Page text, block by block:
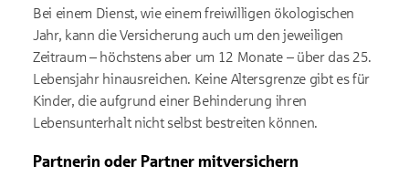
Bei einem Dienst, wie einem freiwilligen ökologischen
Jahr, kann die Versicherung auch um den jeweiligen
Zeitraum – höchstens aber um 12 Monate – über das 25.
Lebensjahr hinausreichen. Keine Altersgrenze gibt es für
Kinder, die aufgrund einer Behinderung ihren
Lebensunterhalt nicht selbst bestreiten können.
Partnerin oder Partner mitversichern